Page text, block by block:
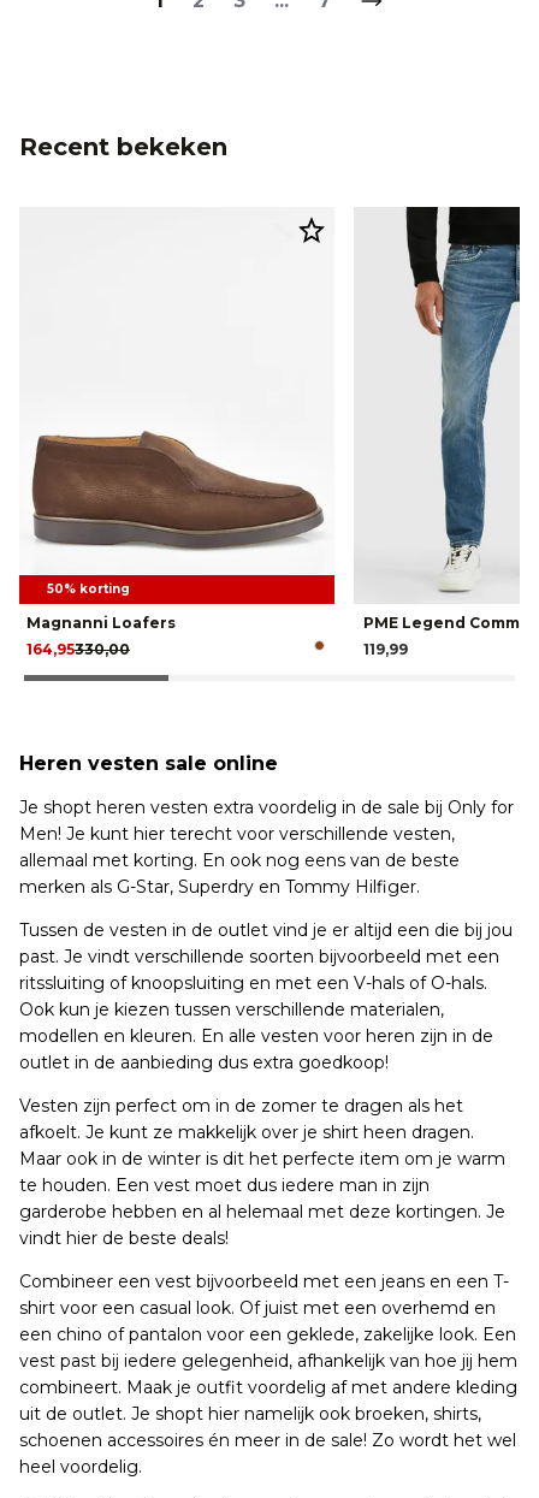
Recent bekeken
50% korting
Magnanni Loafers
330,00
164,95
PME Legend
119,99
Heren vesten sale online
Je shopt heren vesten extra voordelig in de sale bij Only for
Men! Je kunt hier terecht voor verschillende vesten,
allemaal met korting. En ook nog eens van de beste
merken als G-Star, Superdry en Tommy Hilfiger.
Tussen de vesten in de outlet vind je er altijd een die bij jou
past. Je vindt verschillende soorten bijvoorbeeld met een
ritssluiting of knoopsluiting en met een V-hals of O-hals.
Ook kun je kiezen tussen verschillende materialen,
modellen en kleuren. En alle vesten voor heren zijn in de
outlet in de aanbieding dus extra goedkoop!
Vesten zijn perfect om in de zomer te dragen als het
afkoelt. Je kunt ze makkelijk over je shirt heen dragen.
Maar ook in de winter is dit het perfecte item om je warm
te houden. Een vest moet dus iedere man in zijn
garderobe hebben en al helemaal met deze kortingen. Je
vindt hier de beste deals!
Combineer een vest bijvoorbeeld met een jeans en een T-
shirt voor een casual look. Of juist met een overhemd en
een chino of pantalon voor een geklede, zakelijke look. Een
vest past bij iedere gelegenheid, afhankelijk van hoe jij hem
combineert. Maak je outfit voordelig af met andere kleding
uit de outlet. Je shopt hier namelijk ook broeken, shirts,
schoenen accessoires én meer in de sale! Zo wordt het wel
heel voordelig.